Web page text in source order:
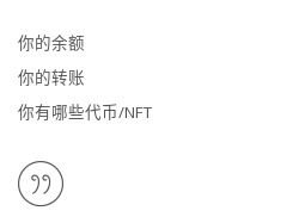
你的余额
你的转账
你有哪些代币/NFT